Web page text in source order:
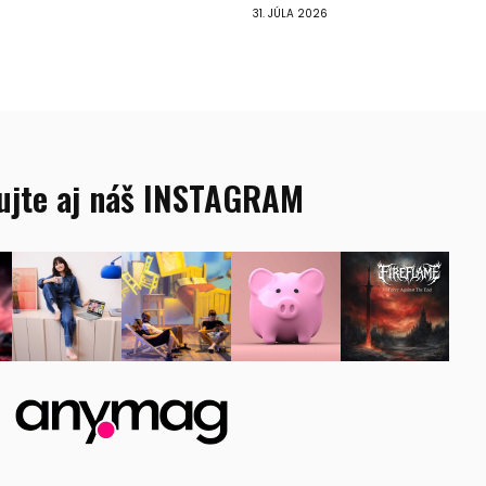
31. JÚLA 2026
aj náš INSTAGRAM